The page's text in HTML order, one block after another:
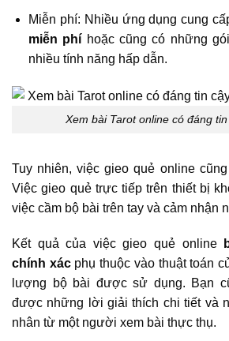
Miễn phí: Nhiều ứng dụng cung
miễn phí hoặc cũng có những
nhiều tính năng hấp dẫn.
Xem bài Tarot online có đáng
Tuy nhiên, việc gieo quẻ online
Việc gieo quẻ trực tiếp trên thiết bị
việc cầm bộ bài trên tay và cảm nhận
Kết quả của việc gieo quẻ online
chính xác phụ thuộc vào thuật toán
lượng bộ bài được sử dụng. Bạn
được những lời giải thích chi tiết và
nhân từ một người xem bài thực thụ.